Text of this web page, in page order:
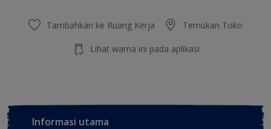
Tambahkan ke Ruang Kerja Temukan Toko
Lihat warna ini pada aplikasi
Informasi utama